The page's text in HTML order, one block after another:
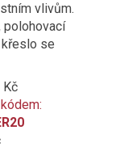
vlivům.
polohovací
křeslo se
Kč